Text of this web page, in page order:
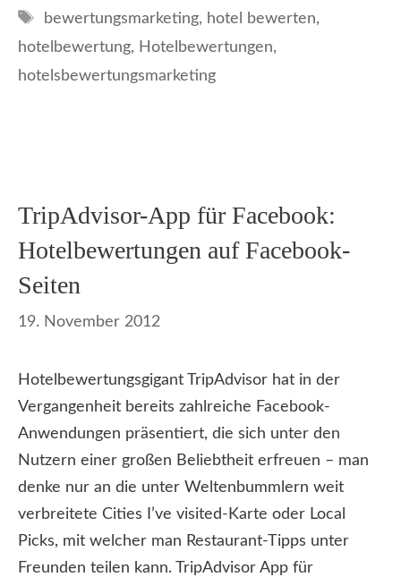
Schlagwörter
bewertungsmarketing, hotel bewerten,
hotelbewertung, Hotelbewertungen,
hotelsbewertungsmarketing
TripAdvisor-App für Facebook:
Hotelbewertungen auf Facebook-
Seiten
19. November 2012
Hotelbewertungsgigant TripAdvisor hat in der
Vergangenheit bereits zahlreiche Facebook-
Anwendungen präsentiert, die sich unter den
Nutzern einer großen Beliebtheit erfreuen – man
denke nur an die unter Weltenbummlern weit
verbreitete Cities I’ve visited-Karte oder Local
Picks, mit welcher man Restaurant-Tipps unter
Freunden teilen kann. TripAdvisor App für